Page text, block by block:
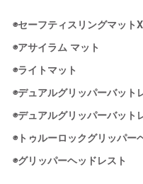
◉セーフティスリングマット
◉アサイラム マット
◉ライトマット
◉デュアルグリッパーバット
◉デュアルグリッパーバット
◉トゥルーロックグリッパー
◉グリッパーヘッドレスト